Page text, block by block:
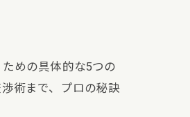
めの具体的な5つの
術まで、プロの秘訣